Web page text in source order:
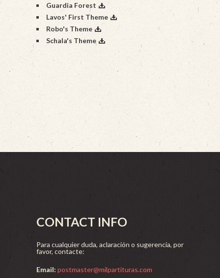
Guardia Forest
Lavos' First Theme
Robo's Theme
Schala's Theme
CONTACT INFO
Para cualquier duda, aclaración o sugerencia, por
favor, contacte:
Email: postmaster@milpartituras.com